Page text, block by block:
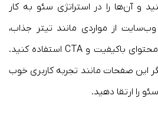
و آن‌ها را در استراتژی سئو به کار
از مواردی مانند تیتر جذاب،
توضیحات متای ارزشمند، محتوای باکیفیت و CTA استفاده کنید.
این صفحات مانند تجربه کاربری خوب
را ارتقا دهید.